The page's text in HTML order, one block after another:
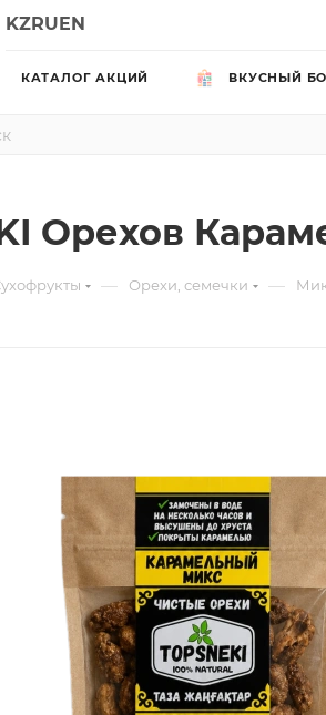
KZRUEN
КАТАЛОГ АКЦИЙ ВКУСНЫЙ
Орехов
— Орехи, семечки —